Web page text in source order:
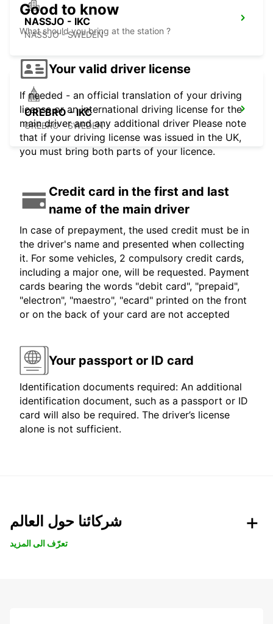
NASSJO - IKC
NASSJO - SWEDEN
OREBRO - IKC
OREBRO - SWEDEN
Good to know
What should you bring at the station ?
Your valid driver license
If needed - an official translation of your driving
license or an international driving license for the
main driver and any additional driver Please note
that if your driving license was issued in the UK,
you must bring both parts of your licence.
Credit card in the first and last
name of the main driver
In case of prepayment, the used credit must be in
the driver's name and presented when collecting
it. For some vehicles, 2 compulsory credit cards,
including a major one, will be requested. Payment
cards bearing the words "debit card", "prepaid",
"electron", "maestro", "ecard" printed on the front
or on the back of your card are not accepted
Your passport or ID card
Identification documents required: An additional
identification document, such as a passport or ID
card will also be required. The driver’s license
alone is not sufficient.
شركائنا حول العالم
تعرّف الى المزيد